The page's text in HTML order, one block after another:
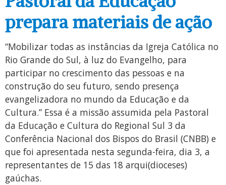
prepara materiais de ação
“Mobilizar todas as instâncias da Igreja Católica no
Rio Grande do Sul, à luz do Evangelho, para
participar no crescimento das pessoas e na
construção do seu futuro, sendo presença
evangelizadora no mundo da Educação e da
Cultura.” Essa é a missão assumida pela Pastoral
da Educação e Cultura do Regional Sul 3 da
Conferência Nacional dos Bispos do Brasil (CNBB) e
que foi apresentada nesta segunda-feira, dia 3, a
representantes de 15 das 18 arqui(dioceses)
gaúchas.